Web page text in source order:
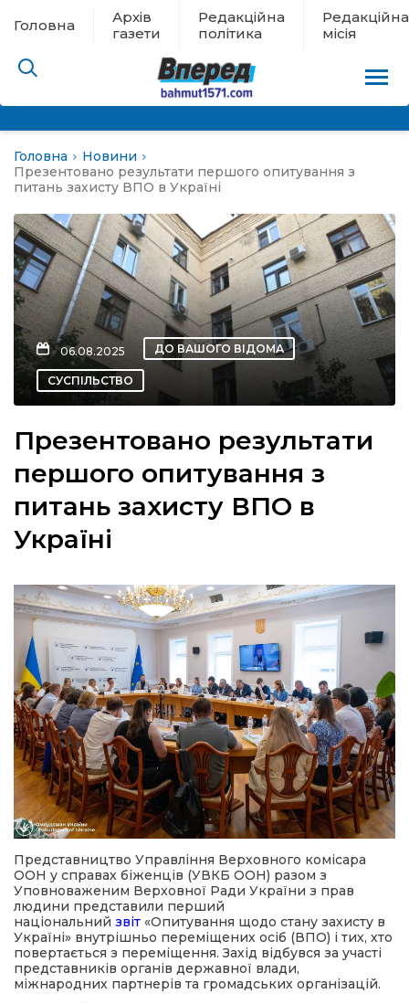
Головна
Архів
газети
Редакційна
політика
Редакційна
місія
евакуації
новини
політика
місія
Головна
Новини
Презентовано результати першого опитування з
питань захисту ВПО в Україні
06.08.2025 ДО ВАШОГО ВІДОМА
СУСПІЛЬСТВО
Презентовано результати
першого опитування з
питань захисту ВПО в
Україні
Представництво Управління Верховного комісара
ООН у справах біженців (УВКБ ООН) разом з
Уповноваженим Верховної Ради України з прав
людини представили перший
національний звіт «Опитування щодо стану захисту в
Україні» внутрішньо переміщених осіб (ВПО) і тих, хто
повертається з переміщення. Захід відбувся за участі
представників органів державної влади,
міжнародних партнерів та громадських організацій.